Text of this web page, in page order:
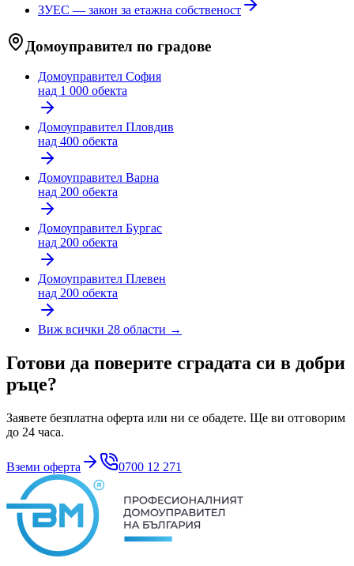
ЗУЕС — закон за етажна собственост
Домоуправител по градове
Домоуправител София
над 1 000 обекта
Домоуправител Пловдив
над 400 обекта
Домоуправител Варна
над 200 обекта
Домоуправител Бургас
над 200 обекта
Домоуправител Плевен
над 200 обекта
Виж всички 28 области →
Готови да поверите сградата си в добри
ръце?
Заявете безплатна оферта или ни се обадете. Ще ви отговорим
до 24 часа.
Вземи оферта 0700 12 271